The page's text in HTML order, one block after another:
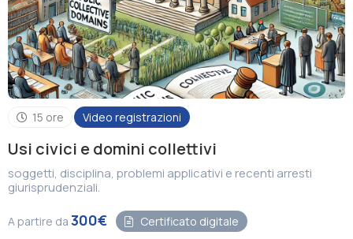
15 ore Video registrazioni
Usi civici e domini collettivi
soggetti, disciplina, problemi applicativi e recenti arresti
giurisprudenziali.
A partire da 300€ Certificato digitale